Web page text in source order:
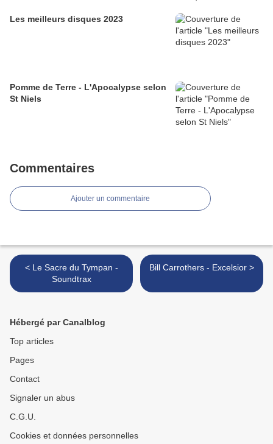
Les meilleurs disques 2023
Pomme de Terre - L'Apocalypse selon
St Niels
Commentaires
Ajouter un commentaire
< Le Sacre du Tympan -
Soundtrax
Bill Carrothers - Excelsior >
Hébergé par Canalblog
Top articles
Pages
Contact
Signaler un abus
C.G.U.
Cookies et données personnelles